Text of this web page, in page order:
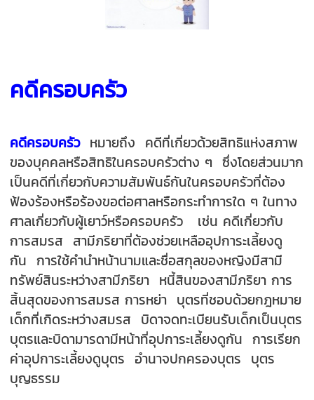
คดีครอบครัว
คดีครอบครัวหมายถึง คดีที่เกี่ยวด้วยสิทธิแห่งสภาพ
ของบุคคลหรือสิทธิในครอบครัวต่าง ๆ ซึ่งโดยส่วนมาก
เป็นคดีที่เกี่ยวกับความสัมพันธ์กันในครอบครัวที่ต้อง
ฟ้องร้องหรือร้องขอต่อศาลหรือกระทำการใด ๆ ในทาง
ศาลเกี่ยวกับผู้เยาว์หรือครอบครัว เช่น คดีเกี่ยวกับ
การสมรส สามีภริยาที่ต้องช่วยเหลืออุปการะเลี้ยงดู
กัน การใช้คำนำหน้านามและชื่อสกุลของหญิงมีสามี
ทรัพย์สินระหว่างสามีภริยา หนี้สินของสามีภริยา การ
สิ้นสุดของการสมรส การหย่า บุตรที่ชอบด้วยกฎหมาย
เด็กที่เกิดระหว่างสมรส บิดาจดทะเบียนรับเด็กเป็นบุตร
บุตรและบิดามารดามีหน้าที่อุปการะเลี้ยงดูกัน การเรียก
ค่าอุปการะเลี้ยงดูบุตร อำนาจปกครองบุตร บุตร
บุญธรรม